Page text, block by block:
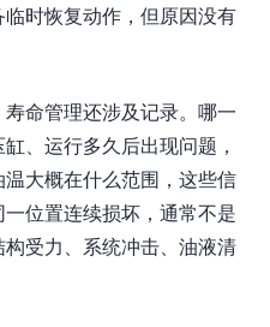
时恢复动作，但原因没有
命管理还涉及记录。哪一
、运行多久后出现问题，
大概在什么范围，这些信
位置连续损坏，通常不是
受力、系统冲击、油液清